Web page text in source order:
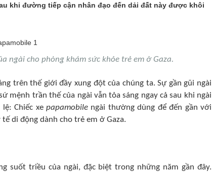
khi đường tiếp cận nhân đạo đến dải đất này được khôi
ngài cho phòng khám sức khỏe trẻ em ở Gaza.
trên thế giới đầy xung đột của chúng ta. Sự gần gũi ngài
trần thế của ngài vẫn tỏa sáng ngay cả sau khi ngài
Chiếc xe papamobile ngài thường dùng để đến gần với
di động dành cho trẻ em ở Gaza.
suốt triều của ngài, đặc biệt trong những năm gần đây.